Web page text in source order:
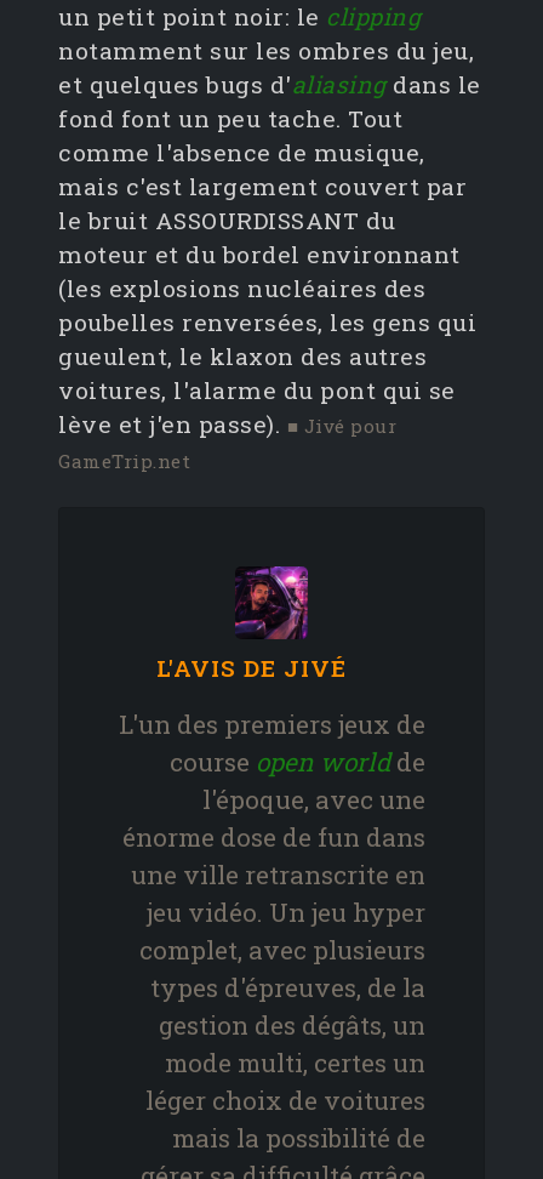
un petit point noir: le clipping
notamment sur les ombres du jeu,
et quelques bugs d'aliasingdans le
fond font un peu tache. Tout
comme l'absence de musique,
mais c'est largement couvert par
le bruit ASSOURDISSANT du
moteur et du bordel environnant
(les explosions nucléaires des
poubelles renversées, les gens qui
gueulent, le klaxon des autres
voitures, l'alarme du pont qui se
lève et j'en passe). ■ Jivé pour
GameTrip.net
L'AVIS DE JIVÉ
L'un des premiers jeux de
course open worldde
l'époque, avec une
énorme dose de fun dans
une ville retranscrite en
jeu vidéo. Un jeu hyper
complet, avec plusieurs
types d'épreuves, de la
gestion des dégâts, un
mode multi, certes un
léger choix de voitures
mais la possibilité de